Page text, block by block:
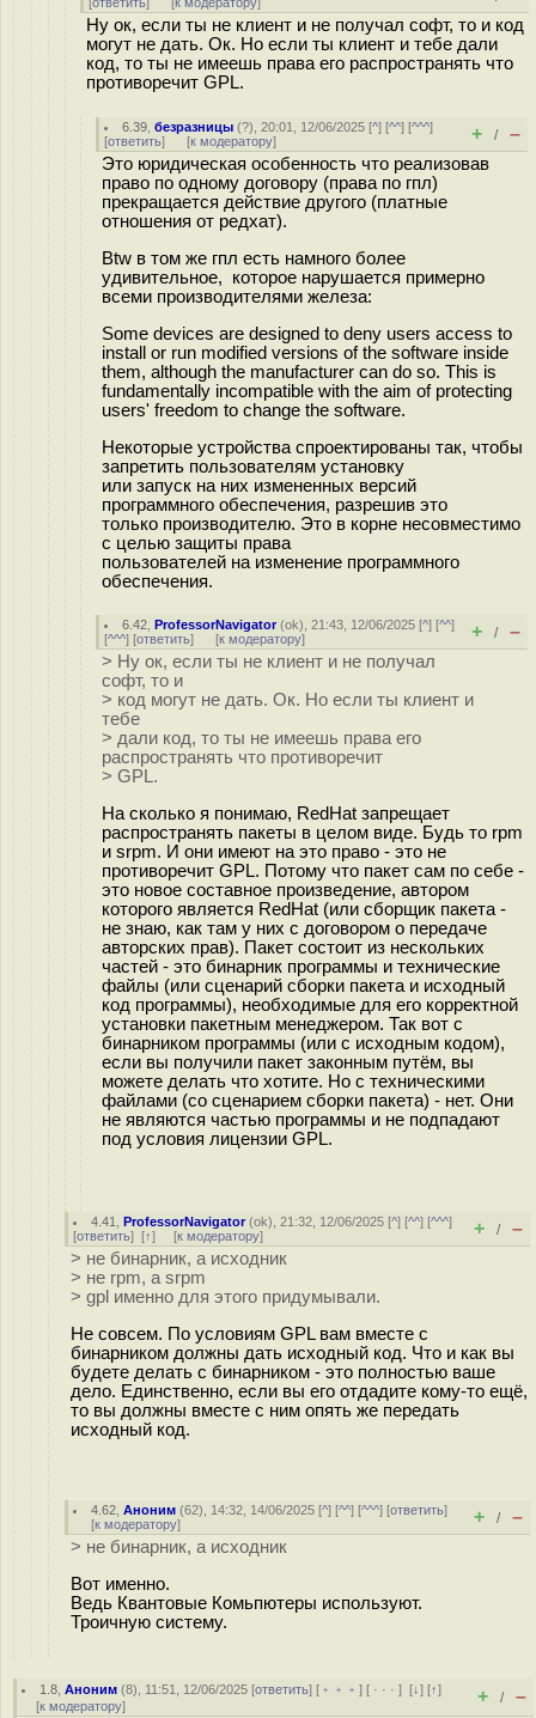
Ну ок, если ты не клиент и не получал софт, то и код
могут не дать. Ок. Но если ты клиент и тебе дали
код, то ты не имеешь права его распространять что
противоречит GPL.
6.39 ,безразницы (?), 20:01, 12/06/2025 [^] [^^] [^^^]
[ответить] [к модератору] + / –
Это юридическая особенность что реализовав
право по одному договору (права по гпл)
прекращается действие другого (платные
отношения от редхат).
Btw в том же гпл есть намного более
удивительное, которое нарушается примерно
всеми производителями железа:
Some devices are designed to deny users access to
install or run modified versions of the software inside
them, although the manufacturer can do so. This is
fundamentally incompatible with the aim of protecting
users' freedom to change the software.
Некоторые устройства спроектированы так, чтобы
запретить пользователям установку
или запуск на них измененных версий
программного обеспечения, разрешив это
только производителю. Это в корне несовместимо
с целью защиты права
пользователей на изменение программного
обеспечения.
6.42 ,ProfessorNavigator(ok), 21:43, 12/06/2025 [^] [^^]
[^^^] [ответить] [к модератору] + / –
> Ну ок, если ты не клиент и не получал
софт, то и
> код могут не дать. Ок. Но если ты клиент и
тебе
> дали код, то ты не имеешь права его
распространять что противоречит
> GPL.
На сколько я понимаю, RedHat запрещает
распространять пакеты в целом виде. Будь то rpm
и srpm. И они имеют на это право - это не
противоречит GPL. Потому что пакет сам по себе -
это новое составное произведение, автором
которого является RedHat (или сборщик пакета -
не знаю, как там у них с договором о передаче
авторских прав). Пакет состоит из нескольких
частей - это бинарник программы и технические
файлы (или сценарий сборки пакета и исходный
код программы), необходимые для его корректной
установки пакетным менеджером. Так вот с
бинарником программы (или с исходным кодом),
если вы получили пакет законным путём, вы
можете делать что хотите. Но с техническими
файлами (со сценарием сборки пакета) - нет. Они
не являются частью программы и не подпадают
под условия лицензии GPL.
4.41 ,ProfessorNavigator(ok), 21:32, 12/06/2025 [^] [^^] [^^^]
[ответить] [↑] [к модератору] + / –
> не бинарник, а исходник
> не rpm, а srpm
> gpl именно для этого придумывали.
Не совсем. По условиям GPL вам вместе с
бинарником должны дать исходный код. Что и как вы
будете делать с бинарником - это полностью ваше
дело. Единственно, если вы его отдадите кому-то ещё,
то вы должны вместе с ним опять же передать
исходный код.
4.62 ,Аноним (62), 14:32, 14/06/2025 [^] [^^] [^^^] [ответить]
[к модератору] + / –
> не бинарник, а исходник
Вот именно.
Ведь Квантовые Комьпютеры используют.
Троичную систему.
1.8 ,Аноним (8), 11:51, 12/06/2025 [ответить] [ ﹢﹢﹢] [ · · ·][↓] [↑]
[к модератору] + / –